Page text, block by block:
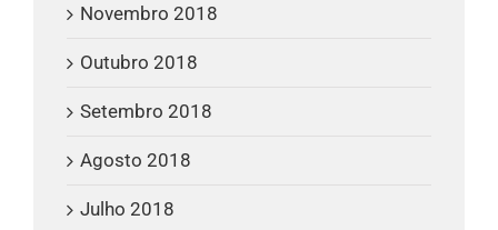
Novembro 2018
Outubro 2018
Setembro 2018
Agosto 2018
Julho 2018